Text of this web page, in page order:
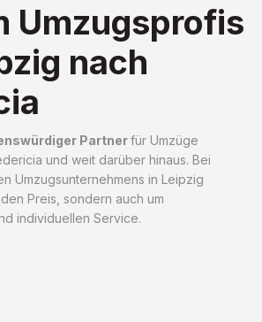
Umzugsprofis
nach
Partnerfür Umzüge
und weit darüber hinaus. Bei
Umzugsunternehmens in Leipzig
Preis, sondern auch um
individuellen Service.